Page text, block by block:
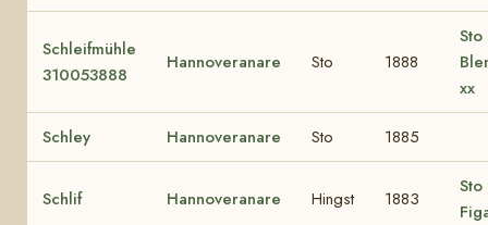
Schleifmühle
310053888
Hannoveranare Sto 1888
Sto
xx
Schley Hannoveranare Sto 1885
Schlif Hannoveranare Hingst 1883
Sto